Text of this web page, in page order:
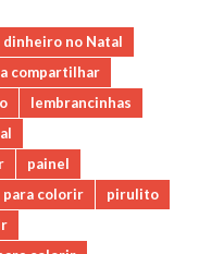
dinheiro no Natal
compartilhar
lembrancinhas
painel
para colorir
pirulito